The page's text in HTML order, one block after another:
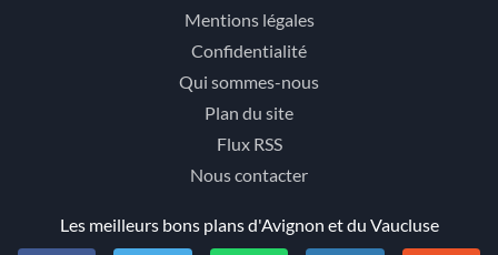
Mentions légales
Confidentialité
Qui sommes-nous
Plan du site
Flux RSS
Nous contacter
Les meilleurs bons plans d'Avignon et du Vaucluse